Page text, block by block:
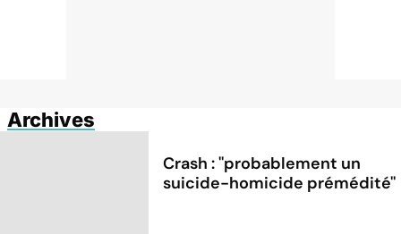
Archives
Crash : ''probablement un
suicide-homicide prémédité''